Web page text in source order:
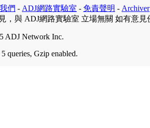
們 - ADJ網路實驗室 - 免責聲明 - Archiver
，與 ADJ網路實驗室 立場無關 如有意見
ADJ Network Inc.
queries, Gzip enabled.